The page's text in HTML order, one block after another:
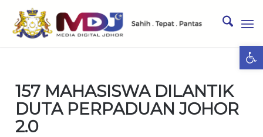
157 MAHASISWA DILANTIK
DUTA PERPADUAN JOHOR
2.0